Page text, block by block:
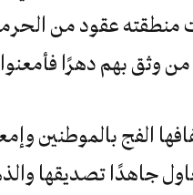
منطقته عقود من
وثق بهم دهرًا فأمعنوا
الفج بالموطنين
جاهدًا تصديقها